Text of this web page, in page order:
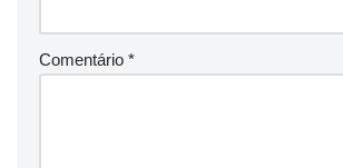
Comentário *